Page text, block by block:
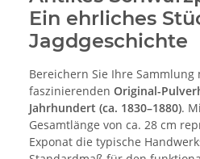
Ein ehrliches
Jagdgeschichte
Bereichern Sie Ihre Sammlung
faszinierenden Original-
Jahrhundert (ca. 1830–1880).
Gesamtlänge von ca. 28 cm
Exponat die typische